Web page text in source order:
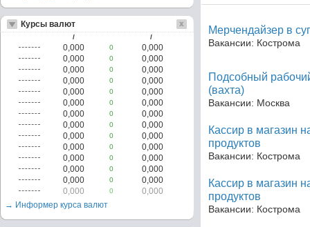
Мерчендайзер в
Вакансии: Кострома
Подсобный
(вахта)
Вакансии: Москва
Кассир в магазин
продуктов
Вакансии: Кострома
Кассир в магазин
продуктов
Вакансии: Кострома
Курсы валют
/ /
0,000 0
0,000
0,000
0
0,000
0,000
0
0,000
0,000
0
0,000
0,000
0
0,000
0,000
0
0,000
0,000
0
0,000
0,000
0
0,000
0,000
0
0,000
0,000
0
0,000
0,000
0
0,000
0,000
0
0,000
0,000
0
0,000
0,000
0
0,000
→ Информер курса валют